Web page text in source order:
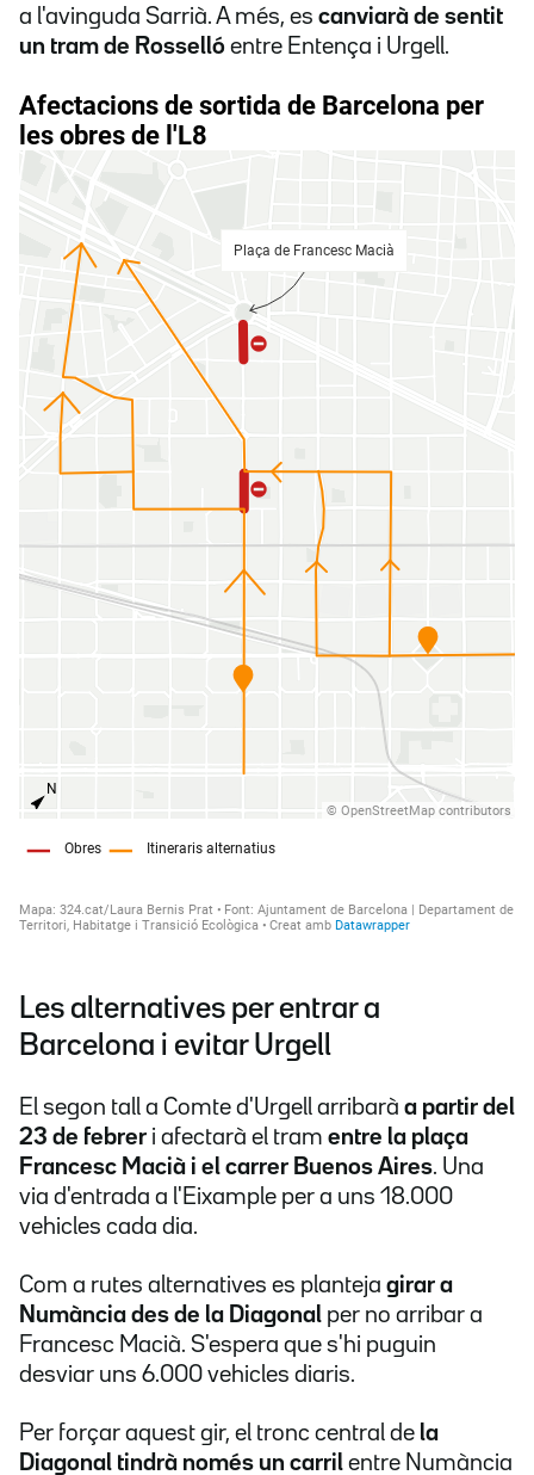
a l'avinguda Sarrià. A més, es canviarà de sentit
un tram de Rosselló entre Entença i Urgell.
Les alternatives per entrar a
Barcelona i evitar Urgell
El segon tall a Comte d'Urgell arribarà a partir del
23 de febrer i afectarà el tram entre la plaça
Francesc Macià i el carrer Buenos Aires. Una
via d'entrada a l'Eixample per a uns 18.000
vehicles cada dia.
Com a rutes alternatives es planteja girar a
Numància des de la Diagonal per no arribar a
Francesc Macià. S'espera que s'hi puguin
desviar uns 6.000 vehicles diaris.
Per forçar aquest gir, el tronc central de la
Diagonal tindrà només un carril entre Numància